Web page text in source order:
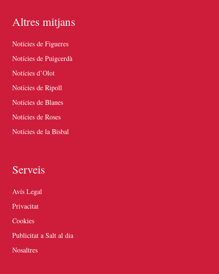
Altres mitjans
Notícies de Figueres
Notícies de Puigcerdà
Notícies d’Olot
Notícies de Ripoll
Notícies de Blanes
Notícies de Roses
Notícies de la Bisbal
Serveis
Avís Legal
Privacitat
Cookies
Publicitat a Salt al dia
Nosaltres